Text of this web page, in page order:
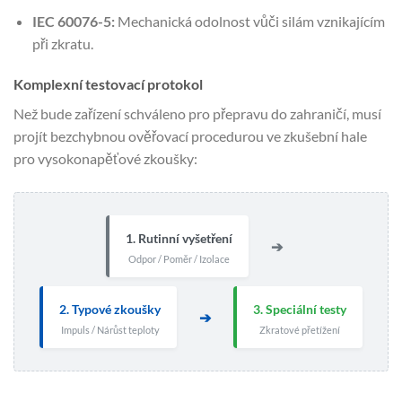
IEC 60076-5:Mechanická odolnost vůči silám vznikajícím
při zkratu.
Komplexní testovací protokol
Než bude zařízení schváleno pro přepravu do zahraničí, musí
projít bezchybnou ověřovací procedurou ve zkušební hale
pro vysokonapěťové zkoušky:
1. Rutinní vyšetření
Odpor / Poměr / Izolace
➔
2. Typové zkoušky
Impuls / Nárůst teploty
➔ 3. Speciální testy
Zkratové přetížení